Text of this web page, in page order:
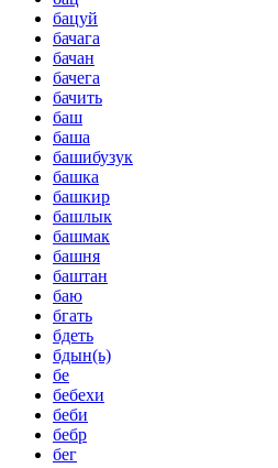
бацуй
бачага
бачан
бачега
бачить
баш
баша
башибузук
башка
башкир
башлык
башмак
башня
баштан
баю
бгать
бдеть
бдын(ь)
бе
бебехи
беби
бебр
бег